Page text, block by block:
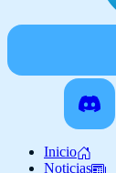
Inicio
Noticias